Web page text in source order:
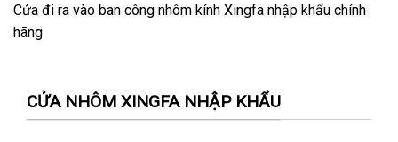
Cửa đi ra vào ban công nhôm kính Xingfa nhập khẩu chính
hãng
CỬA NHÔM XINGFA NHẬP KHẨU